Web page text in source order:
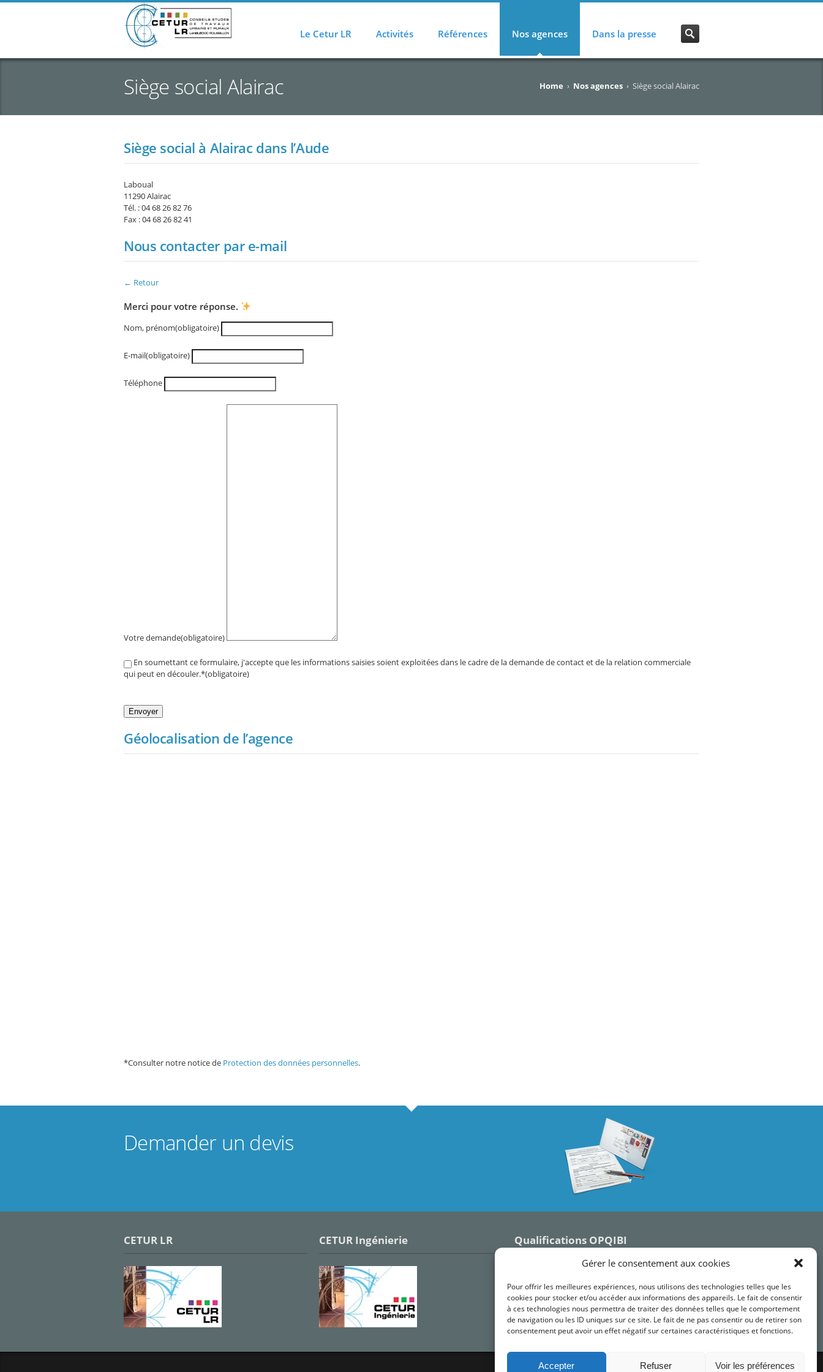
Gérer le consentement aux cookies
Pour offrir les meilleures expériences, nous utilisons des technologies telles que les
cookies pour stocker et/ou accéder aux informations des appareils. Le fait de consentir
à ces technologies nous permettra de traiter des données telles que le comportement
de navigation ou les ID uniques sur ce site. Le fait de ne pas consentir ou de retirer son
consentement peut avoir un effet négatif sur certaines caractéristiques et fonctions.
Accepter Refuser Voir les préférences
Le Cetur LR Activités Références Nos agences Dans la presse
Siège social Alairac Home › Nos agences › Siège social Alairac
Siège social à Alairac dans l’Aude
Laboual
11290 Alairac
Tél. : 04 68 26 82 76
Fax : 04 68 26 82 41
Nous contacter par e-mail
← Retour
Merci pour votre réponse.
Nom, prénom(obligatoire)
E-mail(obligatoire)
Téléphone
Votre demande(obligatoire)
En soumettant ce formulaire, j'accepte que les informations saisies soient exploitées dans le cadre de la demande de contact et de la relation commerciale
qui peut en découler.*(obligatoire)
Envoyer
Géolocalisation de l’agence
*Consulter notre notice de Protection des données personnelles.
Demander un devis
CETUR LR CETUR Ingénierie Qualifications OPQIBI